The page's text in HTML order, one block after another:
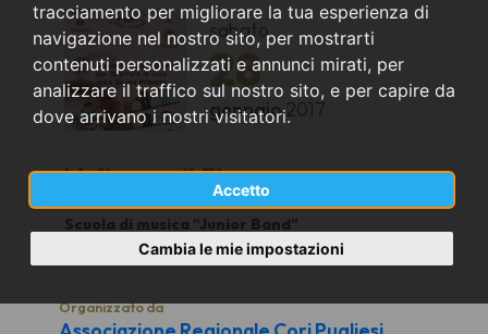
tracciamento per migliorare la tua esperienza di
navigazione nel nostro sito, per mostrarti
contenuti personalizzati e annunci mirati, per
analizzare il traffico sul nostro sito, e per capire da
dove arrivano i nostri visitatori.
Accetto
Cambia le mie impostazioni
sabato
28
gennaio 2017
Melissano (LE)
Scuola di musica "Junior Band"
Organizzato da